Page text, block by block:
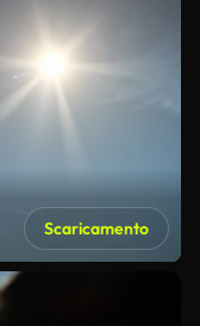
Scaricamento